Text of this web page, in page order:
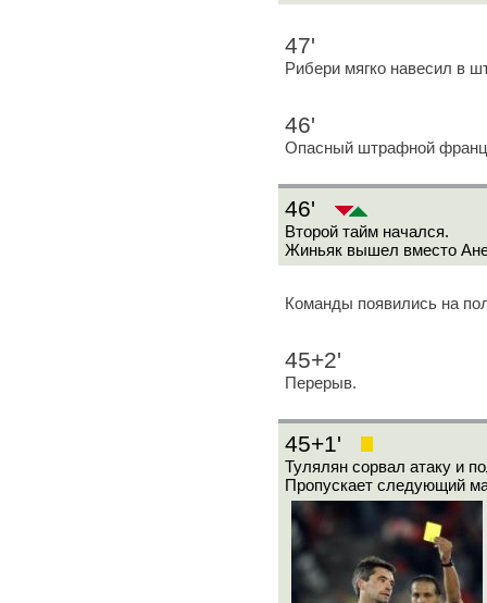
47'
Рибери мягко навесил в
46'
Опасный штрафной
46'
Второй тайм начался.
Жиньяк вышел вместо
Команды появились на
45+2'
Перерыв.
45+1'
Тулялян сорвал атаку и
Пропускает следующий